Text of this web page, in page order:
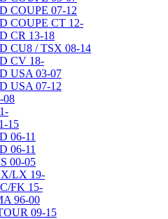
COUPE 07-12
COUPE CT 12-
CR 13-18
CU8 / TSX 08-14
CV 18-
USA 03-07
USA 07-12
08
15
06-11
06-11
00-05
LX 19-
FK 15-
96-00
09-15